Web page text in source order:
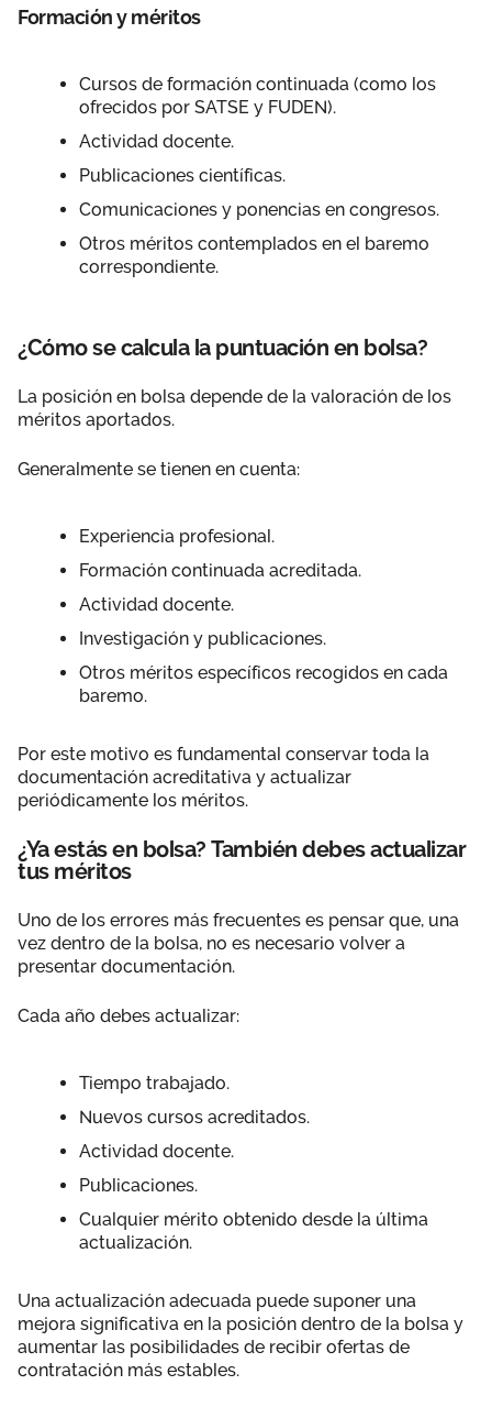
Formación y méritos
Cursos de formación continuada (como los
ofrecidos por SATSE y FUDEN).
Actividad docente.
Publicaciones científicas.
Comunicaciones y ponencias en congresos.
Otros méritos contemplados en el baremo
correspondiente.
¿Cómo se calcula la puntuación en bolsa?
La posición en bolsa depende de la valoración de los
méritos aportados.
Generalmente se tienen en cuenta:
Experiencia profesional.
Formación continuada acreditada.
Actividad docente.
Investigación y publicaciones.
Otros méritos específicos recogidos en cada
baremo.
Por este motivo es fundamental conservar toda la
documentación acreditativa y actualizar
periódicamente los méritos.
¿Ya estás en bolsa? También debes actualizar
tus méritos
Uno de los errores más frecuentes es pensar que, una
vez dentro de la bolsa, no es necesario volver a
presentar documentación.
Cada año debes actualizar:
Tiempo trabajado.
Nuevos cursos acreditados.
Actividad docente.
Publicaciones.
Cualquier mérito obtenido desde la última
actualización.
Una actualización adecuada puede suponer una
mejora significativa en la posición dentro de la bolsa y
aumentar las posibilidades de recibir ofertas de
contratación más estables.